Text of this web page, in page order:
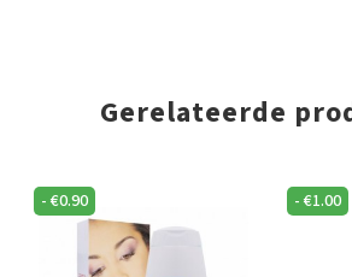
Gerelateerde
-€0.90 -€1.00